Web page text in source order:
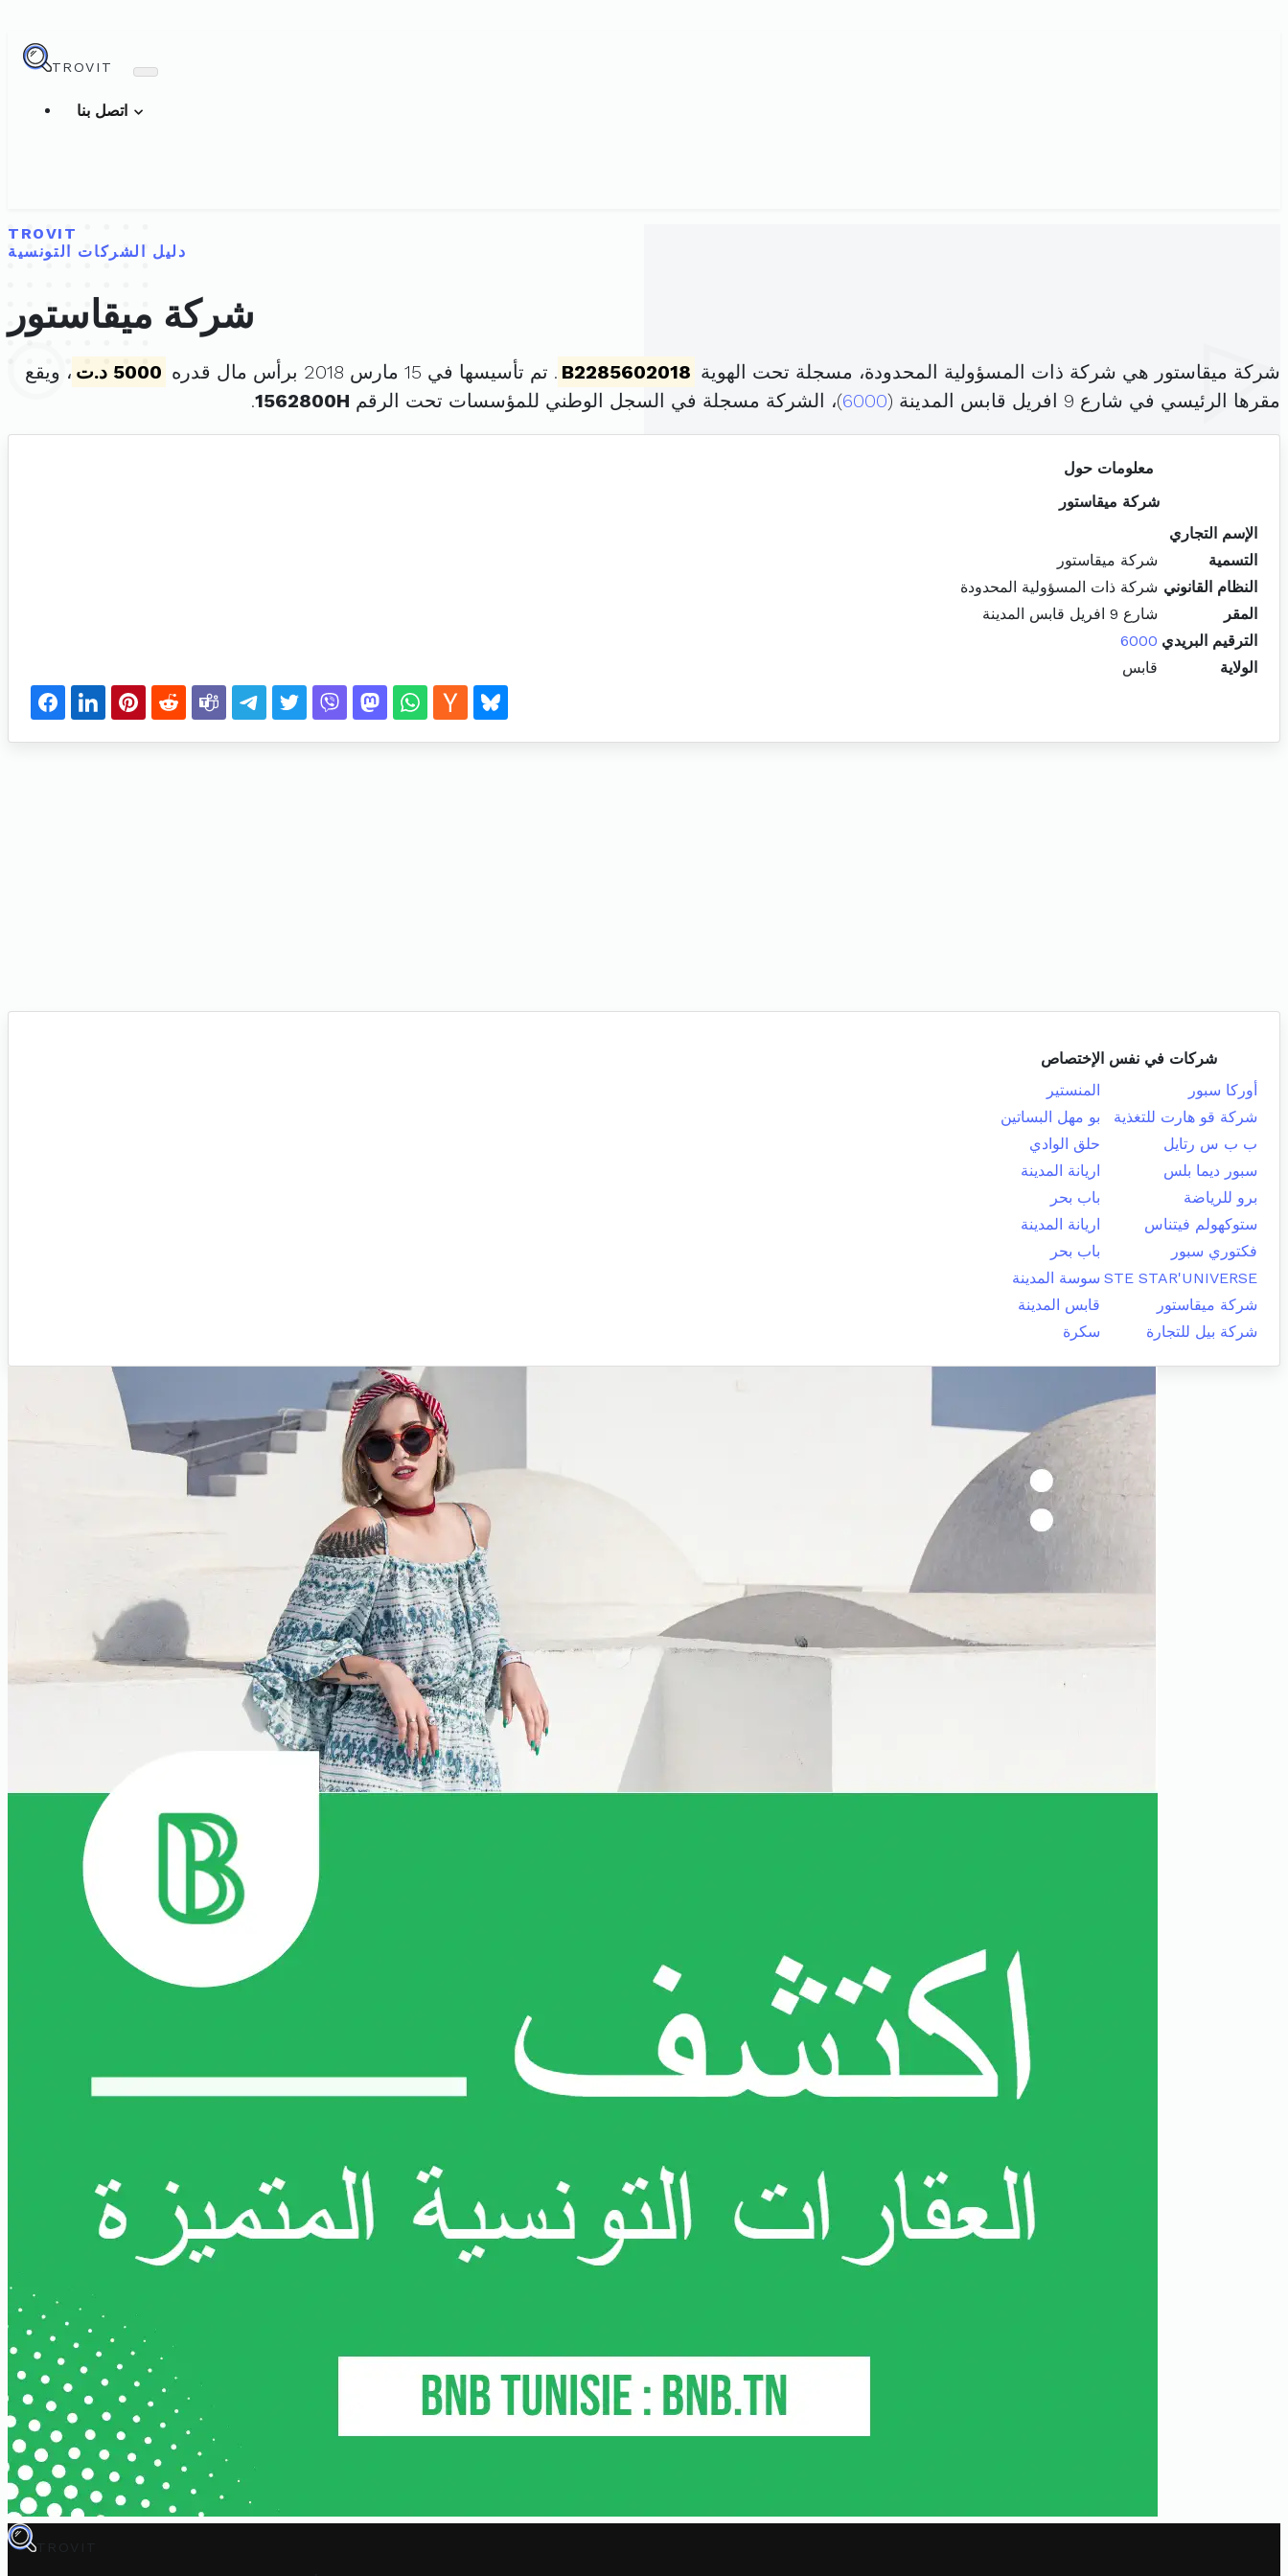
TROVIT
TROVIT
دليل الشركات التونسية
شركة ميقاستور
شركة ميقاستور هي شركة ذات المسؤولية المحدودة، مسجلة تحت الهوية B2285602018 . تم تأسيسها في 15 مارس 2018 برأس مال قدره 5000 د.ت
، ويقع
مقرها الرئيسي في شارع 9 افريل قابس المدينة (
6000)، الشركة مسجلة في السجل الوطني للمؤسسات تحت الرقم 1562800H
.
معلومات حول
شركة ميقاستور
الإسم التجاري
التسمية
شركة ميقاستور
النظام القانوني شركة ذات المسؤولية المحدودة
المقر
شارع 9 افريل قابس المدينة
الترقيم البريدي 6000
الولاية
قابس
شركات في نفس الإختصاص
أوركا سبور
المنستير
شركة قو هارت للتغذية
بو مهل البساتين
ب ب س رتايل
حلق الوادي
سبور ديما بلس
اريانة المدينة
برو للرياضة
باب بحر
ستوكهولم فيتناس
اريانة المدينة
فكتوري سبور
باب بحر
STE STAR'UNIVERSE سوسة المدينة
شركة ميقاستور
قابس المدينة
شركة بيل للتجارة
سكرة
TROVIT